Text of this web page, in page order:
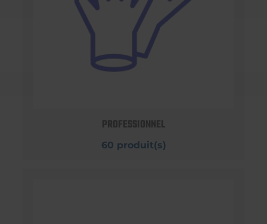
PROFESSIONNEL
60 produit(s)